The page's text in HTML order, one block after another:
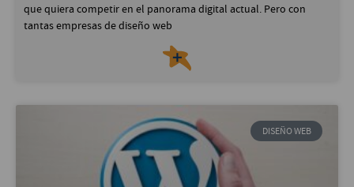
que quiera competir en el panorama digital actual. Pero con
tantas empresas de diseño web
＋
DISEÑO WEB